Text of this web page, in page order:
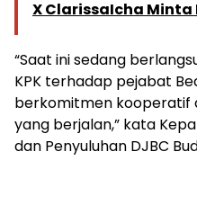
X ClarissaIcha Minta
“Saat ini sedang
KPK terhadap pejabat
berkomitmen kooperatif
yang berjalan,” kata
dan Penyuluhan DJBC